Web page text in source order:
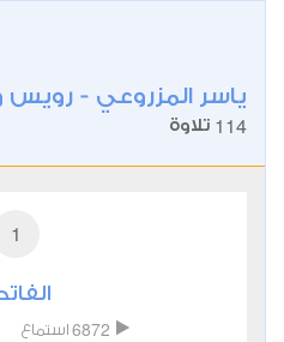
ياسر المزروعي -
114 تلاوة
1
6872 استماع